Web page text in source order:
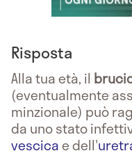
Risposta
Alla tua età, il
(eventualmente
minzionale) può
da uno stato
vescicae dell'